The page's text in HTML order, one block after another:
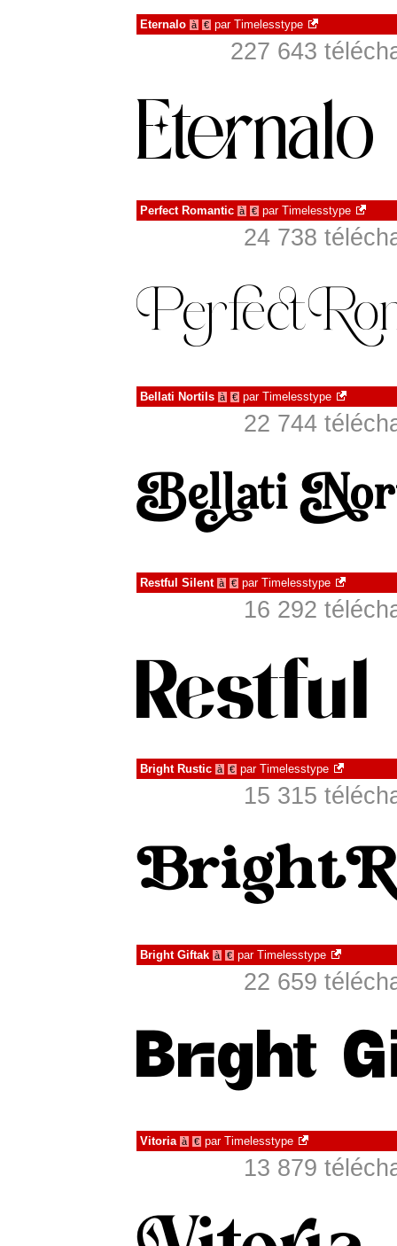
Eternalo à € par Timelesstype
227 643
Perfect Romantic à € par Timelesstype
24 738
Bellati Nortils à € par Timelesstype
22 744
Restful Silent à € par Timelesstype
16 292
Bright Rustic à € par Timelesstype
15 315
Bright Giftak à € par Timelesstype
22 659
Vitoria à € par Timelesstype
13 879